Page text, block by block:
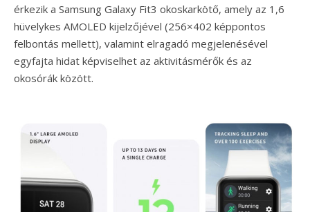
érkezik a Samsung Galaxy Fit3 okoskarkötő, amely az 1,6
hüvelykes AMOLED kijelzőjével (256×402 képpontos
felbontás mellett), valamint elragadó megjelenésével
egyfajta hidat képviselhet az aktivitásmérők és az
okosórák között.